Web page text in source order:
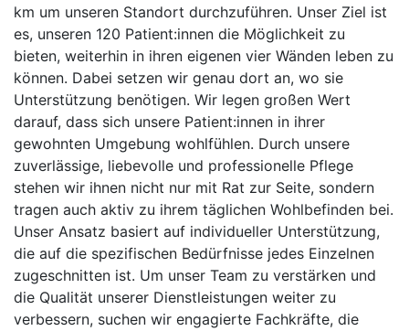
km um unseren Standort durchzuführen. Unser Ziel ist
es, unseren 120 Patient:innen die Möglichkeit zu
bieten, weiterhin in ihren eigenen vier Wänden leben zu
können. Dabei setzen wir genau dort an, wo sie
Unterstützung benötigen. Wir legen großen Wert
darauf, dass sich unsere Patient:innen in ihrer
gewohnten Umgebung wohlfühlen. Durch unsere
zuverlässige, liebevolle und professionelle Pflege
stehen wir ihnen nicht nur mit Rat zur Seite, sondern
tragen auch aktiv zu ihrem täglichen Wohlbefinden bei.
Unser Ansatz basiert auf individueller Unterstützung,
die auf die spezifischen Bedürfnisse jedes Einzelnen
zugeschnitten ist. Um unser Team zu verstärken und
die Qualität unserer Dienstleistungen weiter zu
verbessern, suchen wir engagierte Fachkräfte, die